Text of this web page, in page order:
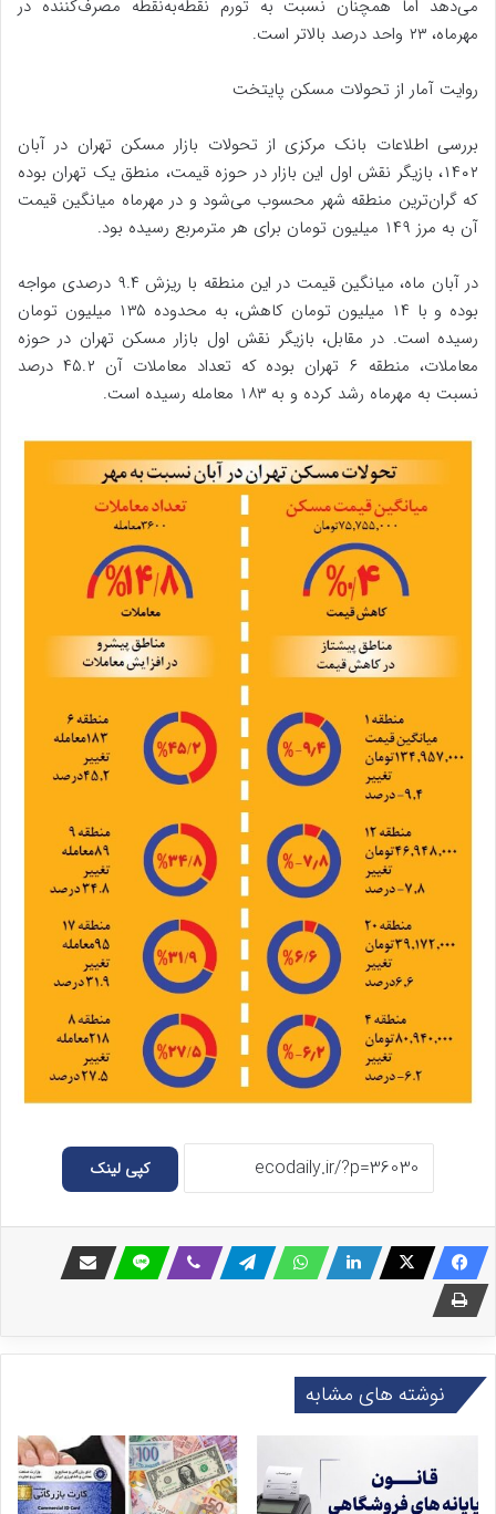
می‌دهد اما همچنان نسبت به تورم نقطه‌به‌نقطه مصرف‌کننده در
مهرماه، ۲۳ واحد درصد بالاتر است.
روایت آمار از تحولات مسکن پایتخت
بررسی اطلاعات بانک مرکزی از تحولات بازار مسکن تهران در آبان
۱۴۰۲، بازیگر نقش اول این بازار در حوزه قیمت، منطق یک تهران بوده
که گران‌ترین منطقه شهر محسوب می‌شود و در مهرماه میانگین قیمت
آن به مرز ۱۴۹ میلیون تومان برای هر مترمربع رسیده بود.
در آبان ماه، میانگین قیمت در این منطقه با ریزش ۹.۴ درصدی مواجه
بوده و با ۱۴ میلیون تومان کاهش، به محدوده ۱۳۵ میلیون تومان
رسیده است. در مقابل، بازیگر نقش اول بازار مسکن تهران در حوزه
معاملات، منطقه ۶ تهران بوده که تعداد معاملات آن ۴۵.۲ درصد
نسبت به مهرماه رشد کرده و به ۱۸۳ معامله رسیده است.
کپی لینک
نوشته های مشابه